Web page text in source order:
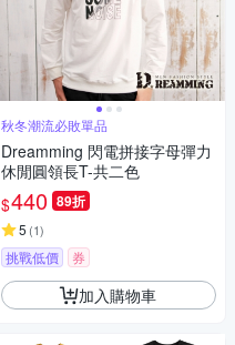
秋冬潮流必敗單品
Dreamming 閃電拼接字母彈力
休閒圓領長T-共二色
$440 89折
5 (1)
挑戰低價 券
加入購物車